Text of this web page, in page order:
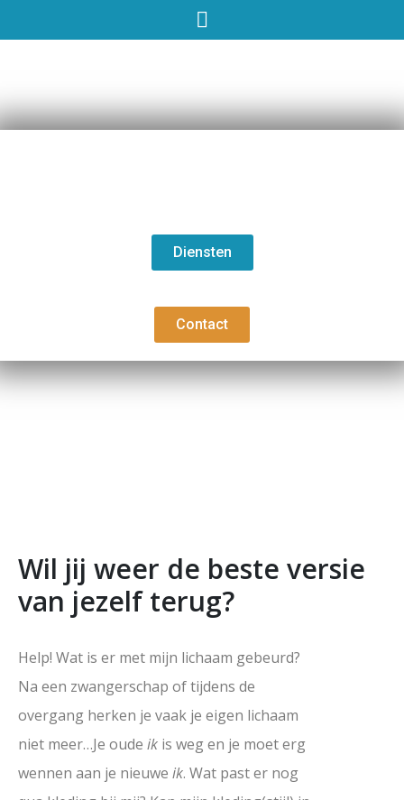
Diensten
Contact
Wil jij weer de beste versie
van jezelf terug?
Help! Wat is er met mijn lichaam gebeurd?
Na een zwangerschap of tijdens de
overgang herken je vaak je eigen lichaam
niet meer…Je oude ik is weg en je moet erg
wennen aan je nieuwe ik. Wat past er nog